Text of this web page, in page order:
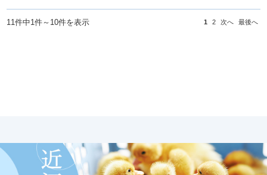
11件中1件～10件を表示 1 2 次へ 最後へ